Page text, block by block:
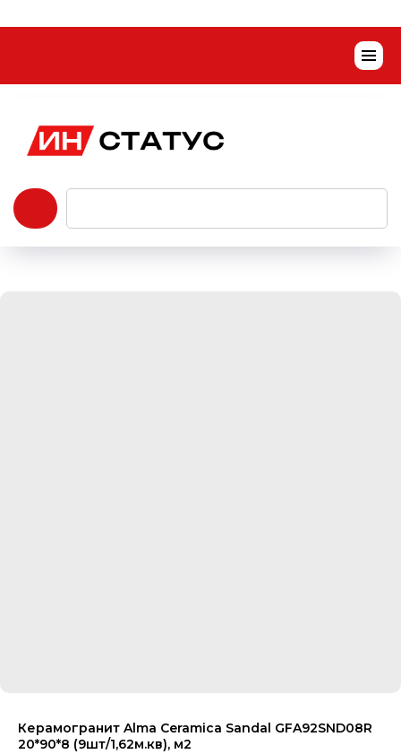
Керамогранит Alma Ceramica Sandal GFA92SND08R
20*90*8 (9шт/1,62м.кв), м2